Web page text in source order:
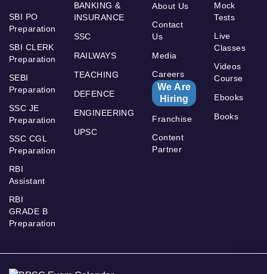
SBI PO
Preparation
SBI CLERK
Preparation
SEBI
Preparation
SSC JE
Preparation
SSC CGL
Preparation
RBI
Assistant
RBI
GRADE B
Preparation
BANKING &
INSURANCE
SSC
RAILWAYS
TEACHING
DEFENCE
ENGINEERING
UPSC
About Us
Contact
Us
Media
Careers
We Are
Hiring
Franchise
Content
Partner
Mock
Tests
Live
Classes
Videos
Course
Ebooks
Books